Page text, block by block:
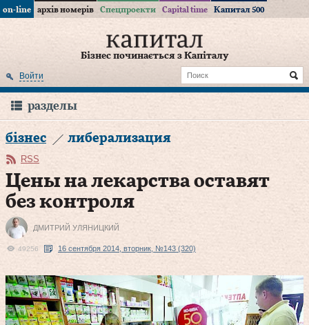
on-line архів номерів Спецпроекти Capital time Капитал 500
Бізнес починається з Капіталу
Войти
разделы
бізнес либерализация
RSS
Цены на лекарства оставят
без контроля
ДМИТРИЙ УЛЯНИЦКИЙ
49256 16 сентября 2014, вторник, №143 (320)